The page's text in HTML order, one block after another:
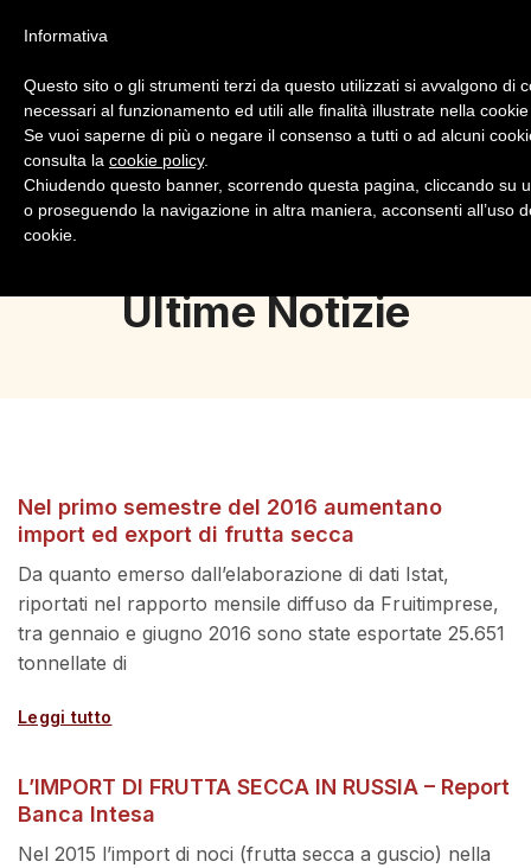
Login Registrazione
Ultime Notizie
Nel primo semestre del 2016 aumentano
import ed export di frutta secca
Da quanto emerso dall’elaborazione di dati Istat,
riportati nel rapporto mensile diffuso da Fruitimprese,
tra gennaio e giugno 2016 sono state esportate 25.651
tonnellate di
Leggi tutto
L’IMPORT DI FRUTTA SECCA IN RUSSIA – Report
Banca Intesa
Nel 2015 l’import di noci (frutta secca a guscio) nella
Informativa
Questo sito o gli strumenti terzi da questo utilizzati si avvalgono di
necessari al funzionamento ed utili alle finalità illustrate nella
Se vuoi saperne di più o negare il consenso a tutti o ad alcuni
consulta la cookie policy.
Chiudendo questo banner, scorrendo questa pagina, cliccando su
o proseguendo la navigazione in altra maniera, acconsenti all’uso
cookie.